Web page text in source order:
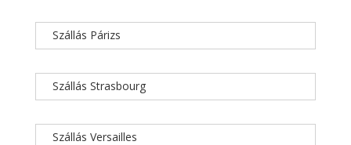
Szállás Párizs
Szállás Strasbourg
Szállás Versailles